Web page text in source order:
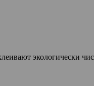
экологически